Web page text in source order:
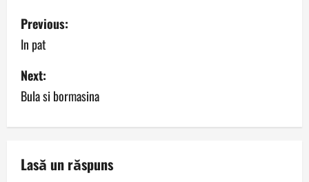
P
o
s
t
n
a
Previous:
In pat
Next:
Bula si bormasina
Lasă un răspuns